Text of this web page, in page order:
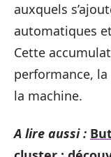
auxquels
automatiques
Cette
performance,
la machine.
A lire aussi :